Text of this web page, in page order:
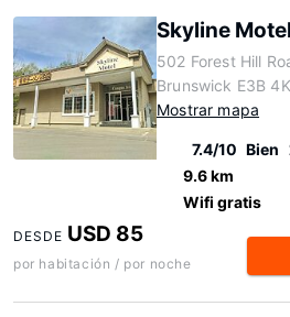
Skyline
502 Forest Hill
Brunswick E3B
Mostrar mapa
7.4/10 Bien
9.6 km
Wifi gratis
DESDE USD 85
por habitación / por noche